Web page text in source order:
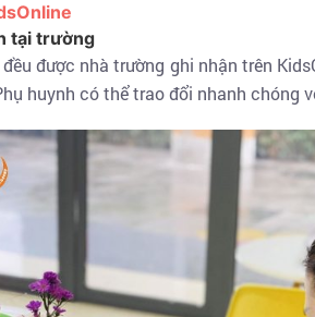
tại trường
được nhà trường ghi nhận trên
huynh có thể trao đổi nhanh chóng